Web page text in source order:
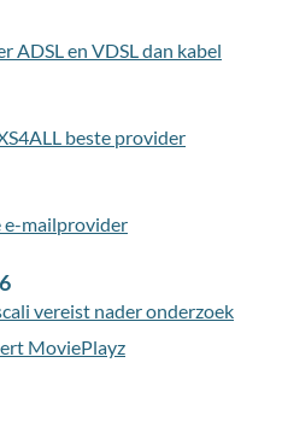
ADSL en VDSL dan kabel
beste provider
e-mailprovider
vereist nader onderzoek
MoviePlayz